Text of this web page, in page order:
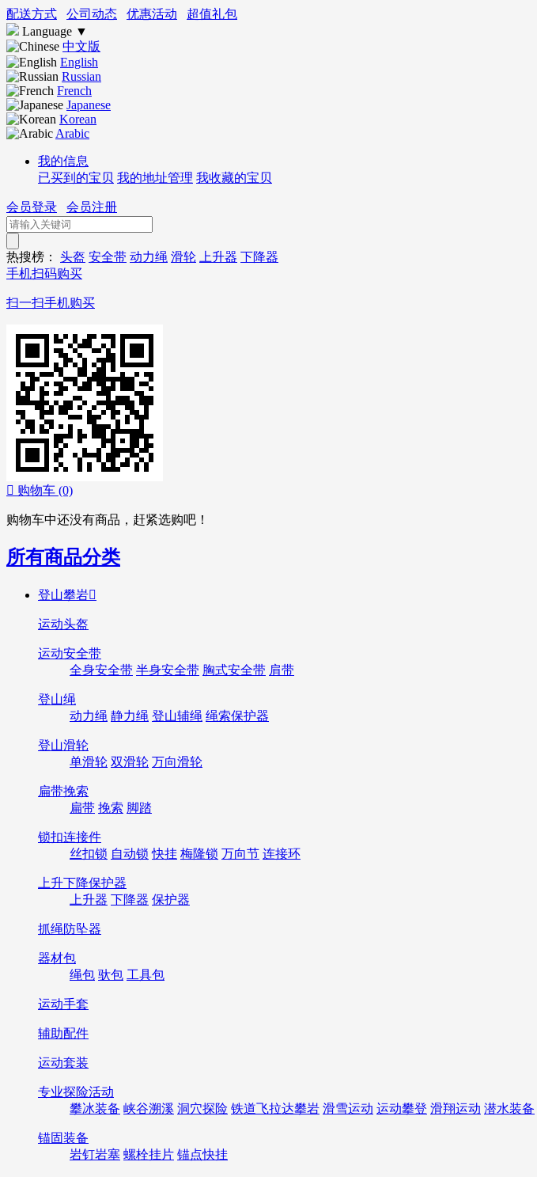
配送方式 公司动态 优惠活动
超值礼包
Language ▼
中文版
English
Russian
French
Japanese
Korean
Arabic
我的信息
已买到的宝贝 我的地址管理 我收藏的宝贝
会员登录 会员注册
热搜榜： 头盔 安全带 动力绳 滑轮 上升器 下降器
手机扫码购买
扫一扫手机购买
 购物车 (0)
购物车中还没有商品，赶紧选购吧！
所有商品分类
登山攀岩
运动头盔
运动安全带
全身安全带 半身安全带 胸式安全带 肩带
登山绳
动力绳 静力绳 登山辅绳 绳索保护器
登山滑轮
单滑轮 双滑轮 万向滑轮
扁带挽索
扁带 挽索 脚踏
锁扣连接件
丝扣锁 自动锁 快挂 梅隆锁 万向节 连接环
上升下降保护器
上升器 下降器 保护器
抓绳防坠器
器材包
绳包 驮包 工具包
运动手套
辅助配件
运动套装
专业探险活动
攀冰装备 峡谷溯溪 洞穴探险 铁道飞拉达攀岩 滑雪运动 运动攀登 滑翔运动 潜水装备
锚固装备
岩钉岩塞 螺栓挂片 锚点快挂